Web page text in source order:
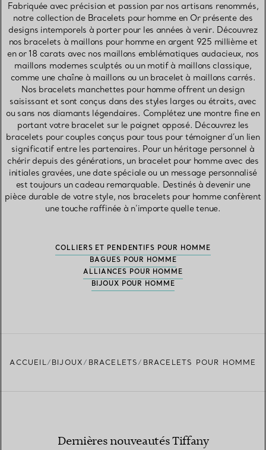
Fabriquée avec précision et passion par nos artisans renommés,
notre collection de Bracelets pour homme en Or présente des
designs intemporels à porter pour les années à venir. Découvrez
nos bracelets à maillons pour homme en argent 925 millième et
en or 18 carats avec nos maillons emblématiques audacieux, nos
maillons modernes sculptés ou un motif à maillons classique,
comme une chaîne à maillons ou un bracelet à maillons carrés.
Nos bracelets manchettes pour homme offrent un design
saisissant et sont conçus dans des styles larges ou étroits, avec
ou sans nos diamants légendaires. Complétez une montre fine en
portant votre bracelet sur le poignet opposé. Découvrez les
bracelets pour couples conçus pour tous pour témoigner d’un lien
significatif entre les partenaires. Pour un héritage personnel à
chérir depuis des générations, un bracelet pour homme avec des
initiales gravées, une date spéciale ou un message personnalisé
est toujours un cadeau remarquable. Destinés à devenir une
pièce durable de votre style, nos bracelets pour homme confèrent
une touche raffinée à n’importe quelle tenue.
COLLIERS ET PENDENTIFS POUR HOMME
BAGUES POUR HOMME
ALLIANCES POUR HOMME
BIJOUX POUR HOMME
ACCUEIL BIJOUX BRACELETS BRACELETS POUR HOMME
Dernières nouveautés Tiffany